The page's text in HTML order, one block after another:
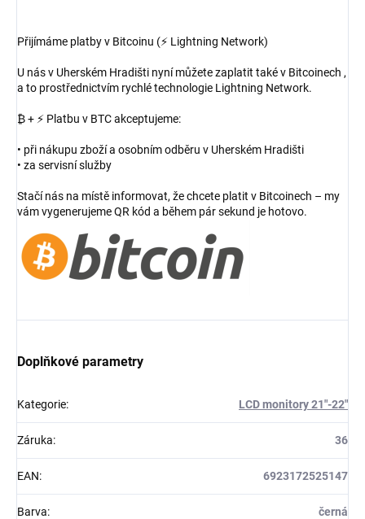
Přijímáme platby v Bitcoinu (⚡ Lightning Network)
U nás v Uherském Hradišti nyní můžete zaplatit také v Bitcoinech ,
a to prostřednictvím rychlé technologie Lightning Network.
₿ + ⚡ Platbu v BTC akceptujeme:
• při nákupu zboží a osobním odběru v Uherském Hradišti
• za servisní služby
Stačí nás na místě informovat, že chcete platit v Bitcoinech – my
vám vygenerujeme QR kód a během pár sekund je hotovo.
Doplňkové parametry
Kategorie: LCD monitory 21"-22"
Záruka: 36
EAN: 6923172525147
Barva: černá